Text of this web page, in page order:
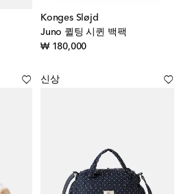
Konges Sløjd
Juno 퀼팅 시퀸 백팩
₩ 180,000original price
신상